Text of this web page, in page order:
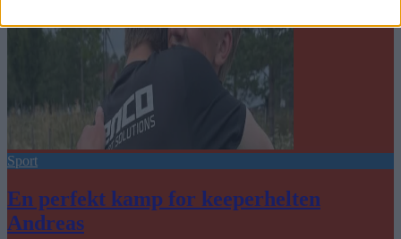
Sport
En perfekt kamp for keeperhelten
Andreas